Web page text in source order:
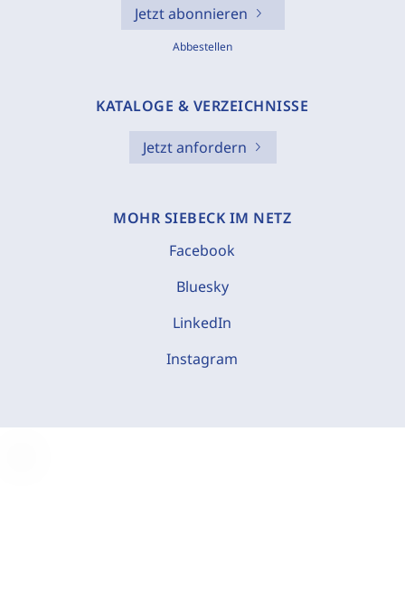
Jetzt abonnieren
Abbestellen
KATALOGE & VERZEICHNISSE
Jetzt anfordern
MOHR SIEBECK IM NETZ
Facebook
Bluesky
LinkedIn
Instagram